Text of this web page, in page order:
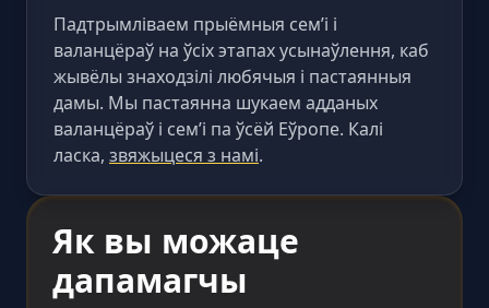
Падтрымліваем прыёмныя сем’і і
валанцёраў на ўсіх этапах усынаўлення, каб
жывёлы знаходзілі любячыя і пастаянныя
дамы. Мы пастаянна шукаем адданых
валанцёраў і сем’і па ўсёй Еўропе. Калі
ласка, звяжыцеся з намі.
Як вы можаце
дапамагчы